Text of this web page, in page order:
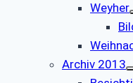
Weyher
Archiv 2013